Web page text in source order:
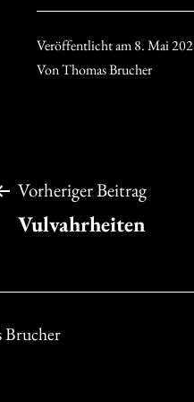
Veröffentlicht am8. Mai
VonThomas Brucher
Vorheriger Beitrag
Vulvahrheiten
Brucher